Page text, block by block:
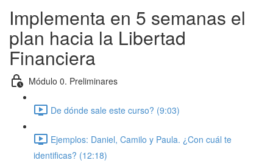
Implementa en 5 semanas el
plan hacia la Libertad
Financiera
Módulo 0. Preliminares
De dónde sale este curso? (9:03)
Ejemplos: Daniel, Camilo y Paula. ¿Con cuál te
identificas? (12:18)